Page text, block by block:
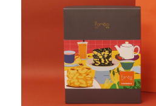
合作與廣告
媒體推薦與報導